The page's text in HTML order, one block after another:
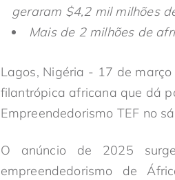
geraram $4,2 mil milhões
Mais de 2 milhões de
Lagos, Nigéria - 17 de
filantrópica africana que dá
Empreendedorismo TEF no
O anúncio de 2025
empreendedorismo de